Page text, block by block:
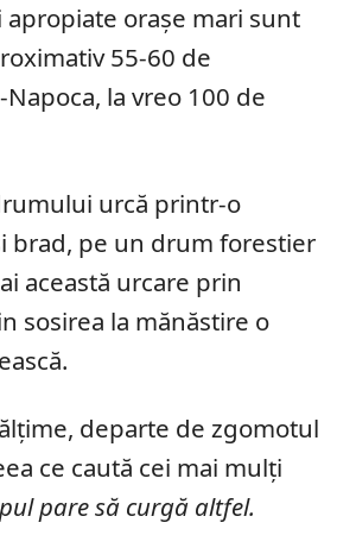
apropiate orașe mari sunt
55-60 de
la vreo 100 de
urcă printr-o
brad, pe un drum forestier
această urcare prin
sosirea la mănăstire o
departe de zgomotul
ce caută cei mai mulți
pare să curgă altfel.